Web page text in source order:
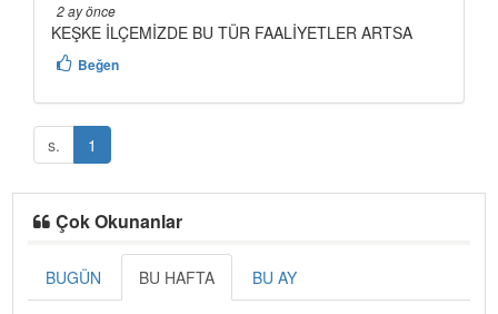
2 ay önce
KEŞKE İLÇEMİZDE BU TÜR FAALİYETLER ARTSA
Beğen
s. 1
Çok Okunanlar
BUGÜN BU HAFTA BU AY